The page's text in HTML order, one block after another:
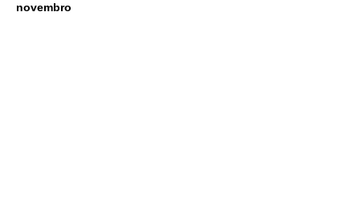
novembro